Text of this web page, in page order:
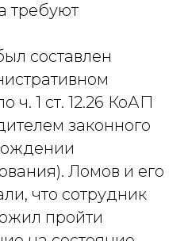
требуют
составлен
ч. 1 ст. 12.26 КоАП
законного
Ломов и его
что сотрудник
пройти